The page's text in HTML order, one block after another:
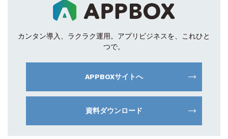
カンタン導入、ラクラク運用。 アプリビジネスを、これひと
つで。
APPBOXサイトへ
資料ダウンロード